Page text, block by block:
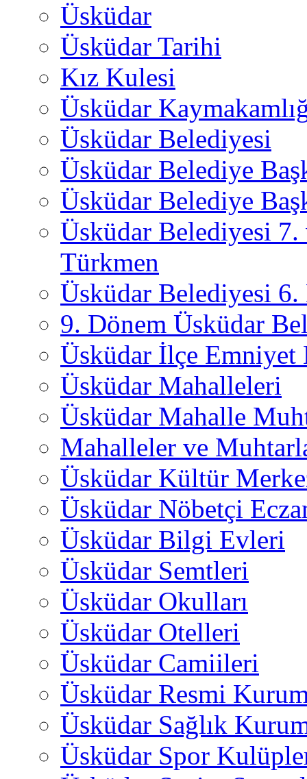
Üsküdar
Üsküdar Tarihi
Kız Kulesi
Üsküdar
Üsküdar Belediyesi
Üsküdar Belediye
Üsküdar Belediye
Üsküdar Belediyesi
Türkmen
Üsküdar Belediyesi 6.
9. Dönem Üsküdar
Üsküdar İlçe
Üsküdar Mahalleleri
Üsküdar Mahalle
Mahalleler ve
Üsküdar Kültür
Üsküdar Nöbetçi
Üsküdar Bilgi Evleri
Üsküdar Semtleri
Üsküdar Okulları
Üsküdar Otelleri
Üsküdar Camiileri
Üsküdar Resmi
Üsküdar Sağlık
Üsküdar Spor